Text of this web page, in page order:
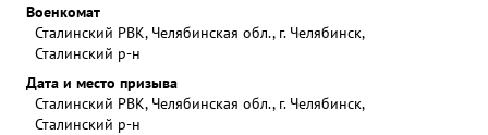
Военкомат
Сталинский РВК, Челябинская обл., г. Челябинск,
Сталинский р-н
Дата и место призыва
Сталинский РВК, Челябинская обл., г. Челябинск,
Сталинский р-н